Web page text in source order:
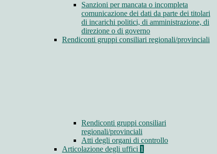
Sanzioni per mancata o incompleta
comunicazione dei dati da parte dei titolari
di incarichi politici, di amministrazione, di
direzione o di governo
Rendiconti gruppi consiliari regionali/provinciali
Rendiconti gruppi consiliari
regionali/provinciali
Atti degli organi di controllo
Articolazione degli uffici 1